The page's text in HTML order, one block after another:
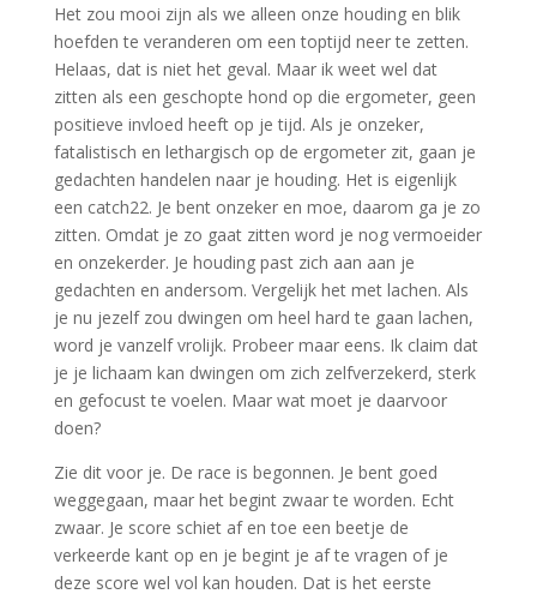
Het zou mooi zijn als we alleen onze houding en blik
hoefden te veranderen om een toptijd neer te zetten.
Helaas, dat is niet het geval. Maar ik weet wel dat
zitten als een geschopte hond op die ergometer, geen
positieve invloed heeft op je tijd. Als je onzeker,
fatalistisch en lethargisch op de ergometer zit, gaan je
gedachten handelen naar je houding. Het is eigenlijk
een catch22. Je bent onzeker en moe, daarom ga je zo
zitten. Omdat je zo gaat zitten word je nog vermoeider
en onzekerder. Je houding past zich aan aan je
gedachten en andersom. Vergelijk het met lachen. Als
je nu jezelf zou dwingen om heel hard te gaan lachen,
word je vanzelf vrolijk. Probeer maar eens. Ik claim dat
je je lichaam kan dwingen om zich zelfverzekerd, sterk
en gefocust te voelen. Maar wat moet je daarvoor
doen?
Zie dit voor je. De race is begonnen. Je bent goed
weggegaan, maar het begint zwaar te worden. Echt
zwaar. Je score schiet af en toe een beetje de
verkeerde kant op en je begint je af te vragen of je
deze score wel vol kan houden. Dat is het eerste